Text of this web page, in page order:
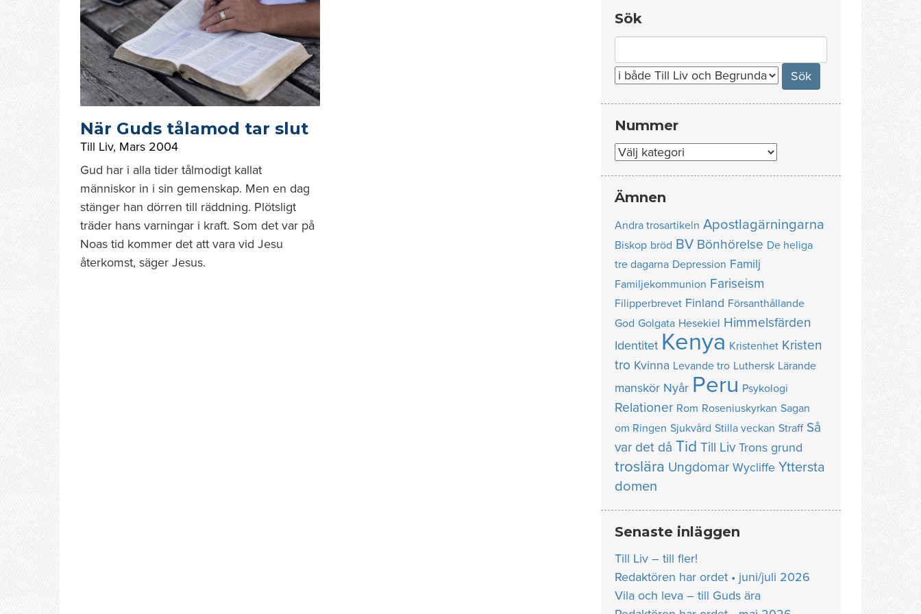
När Guds tålamod tar slut
Till Liv, Mars 2004
Gud har i alla tider tålmodigt kallat
människor in i sin gemenskap. Men en dag
stänger han dörren till räddning. Plötsligt
träder hans varningar i kraft. Som det var på
Noas tid kommer det att vara vid Jesu
återkomst, säger Jesus.
Sök
for:
Nummer
Nummer
Ämnen
Andra trosartikeln Apostlagärningarna
Biskop bröd BV Bönhörelse De heliga
tre dagarna Depression Familj
Familjekommunion Fariseism
Filipperbrevet Finland Försanthållande
God Golgata Hesekiel Himmelsfärden
Identitet Kenya Kristenhet Kristen
tro Kvinna Levande tro Luthersk Lärande
manskör Nyår Peru Psykologi
Relationer Rom Roseniuskyrkan Sagan
om Ringen Sjukvård Stilla veckan Straff Så
var det då Tid Till Liv Trons grund
troslära Ungdomar Wycliffe Yttersta
domen
Senaste inläggen
Till Liv – till fler!
Redaktören har ordet • juni/juli 2026
Vila och leva – till Guds ära